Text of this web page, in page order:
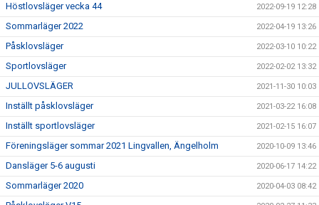
Höstlovsläger vecka 44 2022-09-19 12:28
Sommarläger 2022 2022-04-19 13:26
Påsklovsläger 2022-03-10 10:22
Sportlovsläger 2022-02-02 13:32
JULLOVSLÄGER 2021-11-30 10:03
Inställt påsklovsläger 2021-03-22 16:08
Inställt sportlovsläger 2021-02-15 16:07
Föreningsläger sommar 2021 Lingvallen, Ängelholm 2020-10-09 13:46
Dansläger 5-6 augusti 2020-06-17 14:22
Sommarläger 2020 2020-04-03 08:42